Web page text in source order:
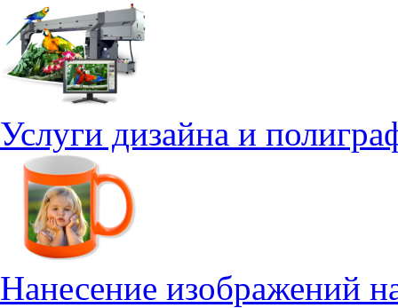
Услуги дизайна и
Нанесение изображений